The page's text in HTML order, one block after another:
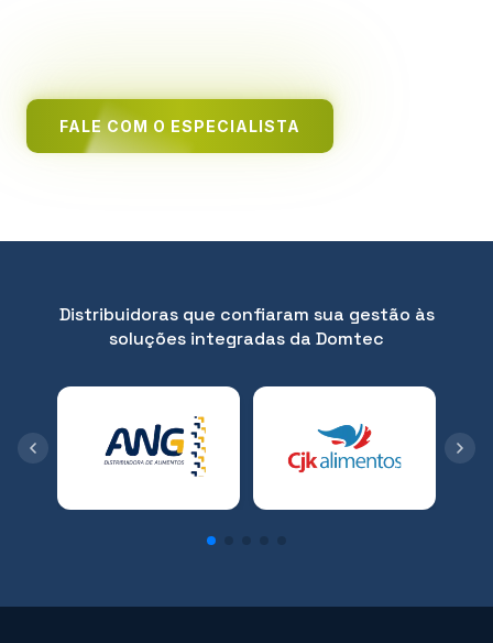
FALE COM O ESPECIALISTA
Distribuidoras que confiaram sua gestão às
soluções integradas da Domtec